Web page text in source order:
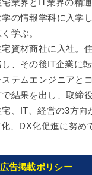
宅業界とIT業界の精通
学の情報学科に入学
学ぶ。
宅資材商社に入社。
し、その後IT企業に転
ステムエンジニアと
で結果を出し、取締役
宅、IT、経営の3方向
、DX化促進に努め
広告掲載ポリシー